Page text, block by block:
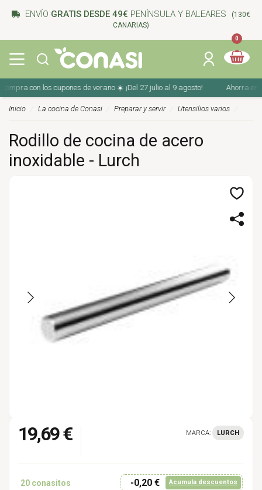
ENVÍO GRATIS DESDE 49€ PENÍNSULA Y BALEARES
(130€
CANARIAS)
0
con los cupones de verano ☀️ ¡Del 27 julio al 9 agosto! Ahorra en
Inicio La cocina de Conasi Preparar y servir Utensilios varios
Rodillo de cocina de acero
inoxidable - Lurch
19,69 € MARCA: LURCH
20 conasitos -0,20 € Acumula descuentos